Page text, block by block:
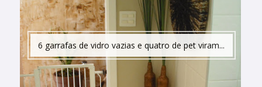
6 garrafas de vidro vazias e quatro de pet viram...